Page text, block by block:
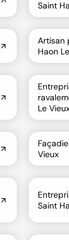
Saint
Artisan
Haon
Le
Vieux
Saint